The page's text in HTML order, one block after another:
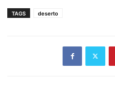
TAGS deserto